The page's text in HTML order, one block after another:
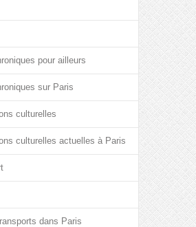
pour ailleurs
sur Paris
culturelles
culturelles actuelles à Paris
dans Paris